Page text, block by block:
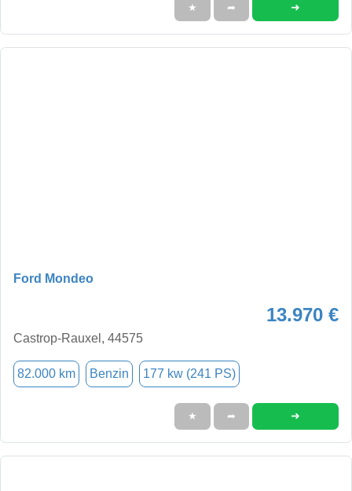
★ ➦ ➜
Ford Mondeo
13.970 €
Castrop-Rauxel, 44575
82.000 km Benzin 177 kw (241 PS)
★ ➦ ➜